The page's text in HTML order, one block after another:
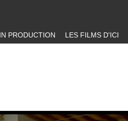
IN PRODUCTION LES FILMS D'ICI